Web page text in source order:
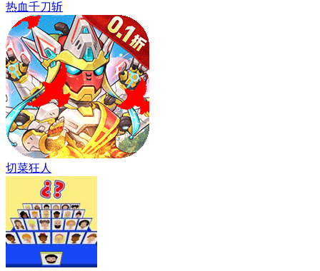
热血千刀斩
切菜狂人